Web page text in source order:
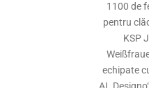
1100 de
pentru
KSP
echipate